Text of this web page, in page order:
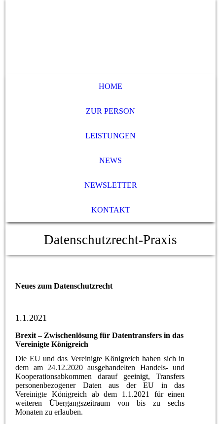
HOME
ZUR PERSON
LEISTUNGEN
NEWS
NEWSLETTER
KONTAKT
Datenschutzrecht-Praxis
Neues zum Datenschutzrecht
1.1.2021
Brexit – Zwischenlösung für Datentransfers in das
Vereinigte Königreich
Die EU und das Vereinigte Königreich haben sich in
dem am 24.12.2020 ausgehandelten Handels- und
Kooperationsabkommen darauf geeinigt, Transfers
personenbezogener Daten aus der EU in das
Vereinigte Königreich ab dem 1.1.2021 für einen
weiteren Übergangszeitraum von bis zu sechs
Monaten zu erlauben.